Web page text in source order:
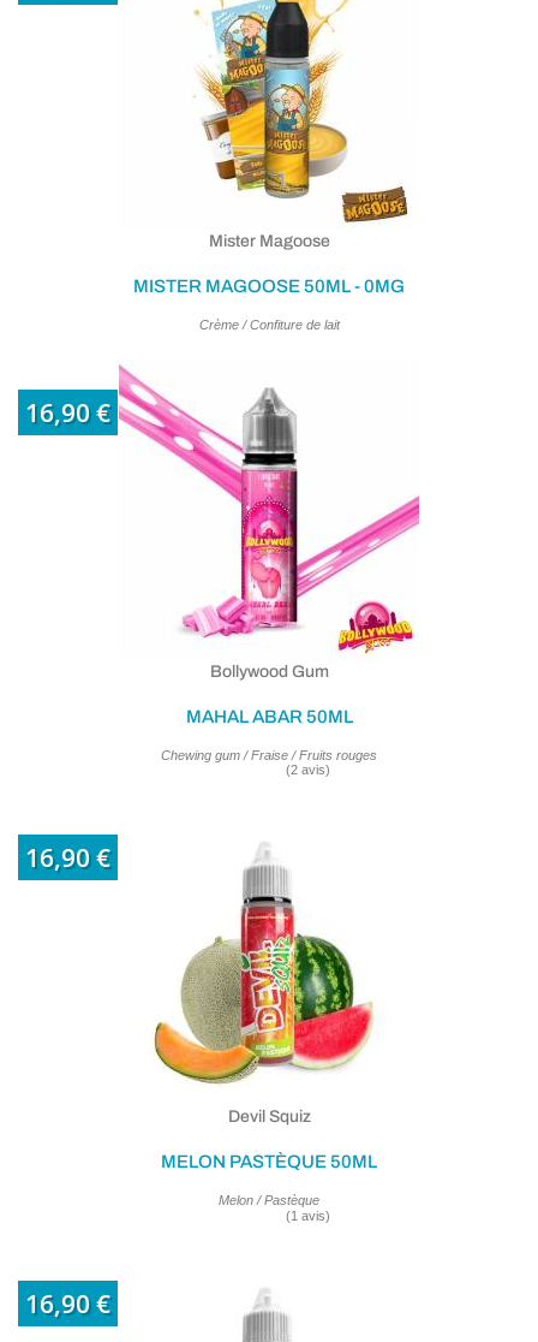
Mister Magoose
MISTER MAGOOSE 50ML - 0MG
Crème / Confiture de lait
16,90 €
Bollywood Gum
MAHAL ABAR 50ML
Chewing gum / Fraise / Fruits rouges
16,90 €
Devil Squiz
MELON PASTÈQUE 50ML
Melon / Pastèque
16,90 €